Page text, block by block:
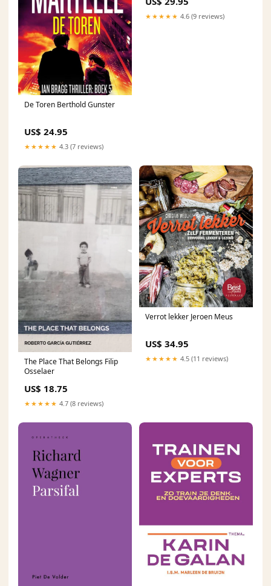
De Toren Berthold Gunster
US$ 24.95
★★★★★ 4.3 (7 reviews)
★★★★★ 4.6 (9 reviews)
The Place That Belongs Filip
Osselaer
US$ 18.75
★★★★★ 4.7 (8 reviews)
Verrot lekker Jeroen Meus
US$ 34.95
★★★★★ 4.5 (11 reviews)